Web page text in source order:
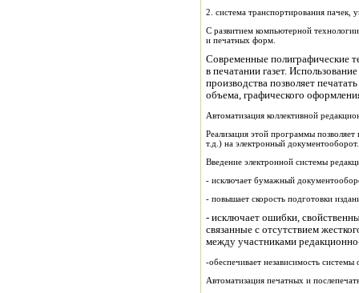
2. система транспортирования пачек,
С развитием компьютерной
и печатных форм.
Современные полиграфические
в печатании газет.
производства позволяет
объема, графического
Автоматизация коллективной
Реализация этой программы
т.д.) на электронный документооборот.
Введение электронной системы
- исключает бумажный
- повышает скорость подготовки
- исключает ошибки,
связанные с отсутствием
между участниками
-обеспечивает независимость
Автоматизация печатных и